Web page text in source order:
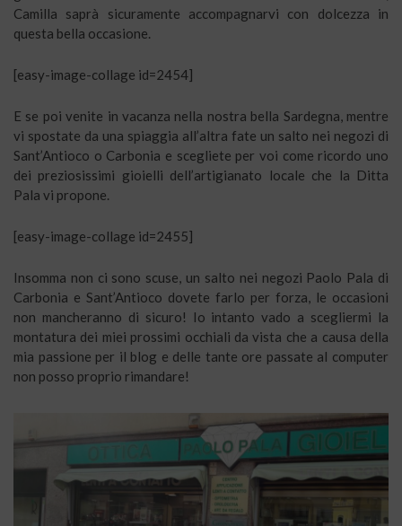
Camilla saprà sicuramente accompagnarvi con dolcezza in
questa bella occasione.
[easy-image-collage id=2454]
E se poi venite in vacanza nella nostra bella Sardegna, mentre
vi spostate da una spiaggia all’altra fate un salto nei negozi di
Sant’Antioco o Carbonia e scegliete per voi come ricordo uno
dei preziosissimi gioielli dell’artigianato locale che la Ditta
Pala vi propone.
[easy-image-collage id=2455]
Insomma non ci sono scuse, un salto nei negozi Paolo Pala di
Carbonia e Sant’Antioco dovete farlo per forza, le occasioni
non mancheranno di sicuro! Io intanto vado a scegliermi la
montatura dei miei prossimi occhiali da vista che a causa della
mia passione per il blog e delle tante ore passate al computer
non posso proprio rimandare!